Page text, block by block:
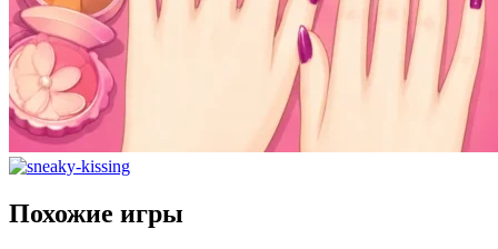
Похожие игры